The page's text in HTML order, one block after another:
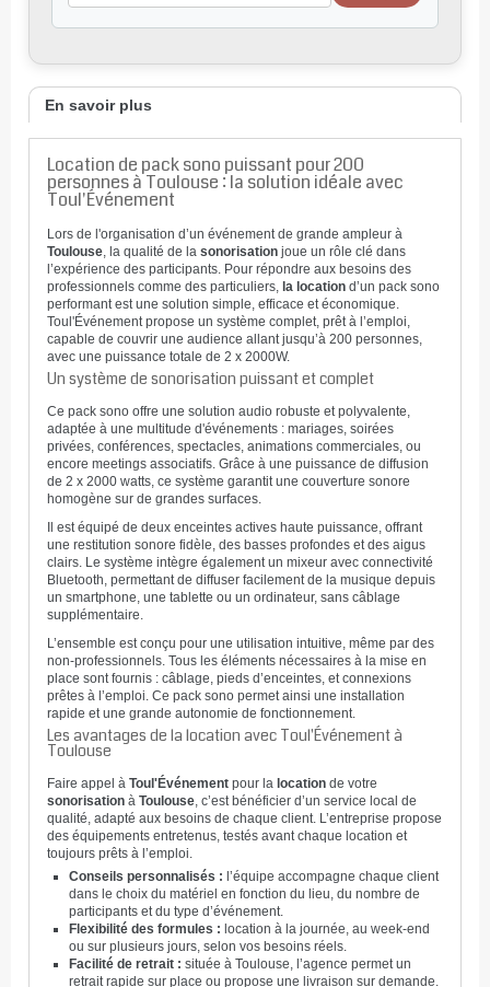
En savoir plus
Location de pack sono puissant pour 200
personnes à Toulouse : la solution idéale avec
Toul'Événement
Lors de l'organisation d’un événement de grande ampleur à
Toulouse, la qualité de la sonorisation joue un rôle clé dans
l’expérience des participants. Pour répondre aux besoins des
professionnels comme des particuliers, la location d’un pack sono
performant est une solution simple, efficace et économique.
Toul'Événement propose un système complet, prêt à l’emploi,
capable de couvrir une audience allant jusqu’à 200 personnes,
avec une puissance totale de 2 x 2000W.
Un système de sonorisation puissant et complet
Ce pack sono offre une solution audio robuste et polyvalente,
adaptée à une multitude d'événements : mariages, soirées
privées, conférences, spectacles, animations commerciales, ou
encore meetings associatifs. Grâce à une puissance de diffusion
de 2 x 2000 watts, ce système garantit une couverture sonore
homogène sur de grandes surfaces.
Il est équipé de deux enceintes actives haute puissance, offrant
une restitution sonore fidèle, des basses profondes et des aigus
clairs. Le système intègre également un mixeur avec connectivité
Bluetooth, permettant de diffuser facilement de la musique depuis
un smartphone, une tablette ou un ordinateur, sans câblage
supplémentaire.
L’ensemble est conçu pour une utilisation intuitive, même par des
non-professionnels. Tous les éléments nécessaires à la mise en
place sont fournis : câblage, pieds d’enceintes, et connexions
prêtes à l’emploi. Ce pack sono permet ainsi une installation
rapide et une grande autonomie de fonctionnement.
Les avantages de la location avec Toul'Événement à
Toulouse
Faire appel à Toul'Événement pour la location de votre
sonorisation à Toulouse, c’est bénéficier d’un service local de
qualité, adapté aux besoins de chaque client. L’entreprise propose
des équipements entretenus, testés avant chaque location et
toujours prêts à l’emploi.
Conseils personnalisés : l’équipe accompagne chaque client
dans le choix du matériel en fonction du lieu, du nombre de
participants et du type d’événement.
Flexibilité des formules : location à la journée, au week-end
ou sur plusieurs jours, selon vos besoins réels.
Facilité de retrait : située à Toulouse, l’agence permet un
retrait rapide sur place ou propose une livraison sur demande.